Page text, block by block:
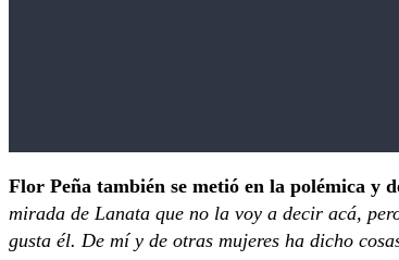
Flor Peña también se metió en la polémica y
mirada de Lanata que no la voy a decir acá,
gusta él. De mí y de otras mujeres ha dicho